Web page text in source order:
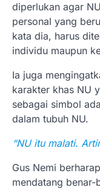
diperlukan agar
personal yang
kata dia, harus
individu maupun
Ia juga
karakter khas NU
sebagai simbol
dalam tubuh NU.
“NU itu malati.
Gus Nemi
mendatang